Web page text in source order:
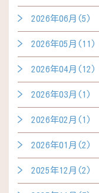
2026年06月(5)
2026年05月(11)
2026年04月(12)
2026年03月(1)
2026年02月(1)
2026年01月(2)
2025年12月(2)